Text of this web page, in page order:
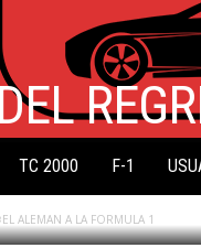
TC 2000 F-1
ALEMAN A LA FORMULA 1